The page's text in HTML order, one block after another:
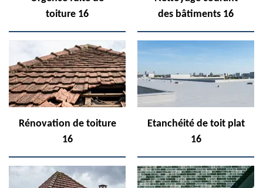
toiture 16
des bâtiments 16
Rénovation de toiture
16
Etanchéité de toit plat
16